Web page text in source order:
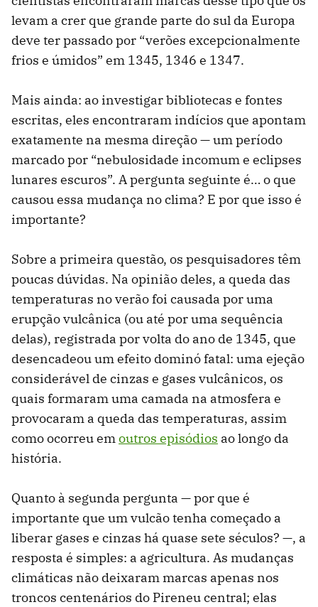
levam a crer que grande parte do sul da Europa
deve ter passado por “verões excepcionalmente
frios e úmidos” em 1345, 1346 e 1347.
Mais ainda: ao investigar bibliotecas e fontes
escritas, eles encontraram indícios que apontam
exatamente na mesma direção — um período
marcado por “nebulosidade incomum e eclipses
lunares escuros”. A pergunta seguinte é… o que
causou essa mudança no clima? E por que isso é
importante?
Sobre a primeira questão, os pesquisadores têm
poucas dúvidas. Na opinião deles, a queda das
temperaturas no verão foi causada por uma
erupção vulcânica (ou até por uma sequência
delas), registrada por volta do ano de 1345, que
desencadeou um efeito dominó fatal: uma ejeção
considerável de cinzas e gases vulcânicos, os
quais formaram uma camada na atmosfera e
provocaram a queda das temperaturas, assim
como ocorreu emoutros episódios ao longo da
história.
Quanto à segunda pergunta — por que é
importante que um vulcão tenha começado a
liberar gases e cinzas há quase sete séculos? —, a
resposta é simples: a agricultura. As mudanças
climáticas não deixaram marcas apenas nos
troncos centenários do Pireneu central; elas